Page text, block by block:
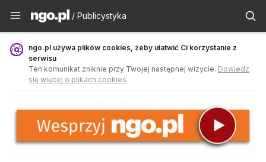
Publicystyka - ngo.pl
/ Publicystyka
ngo.pl używa plików cookies, żeby ułatwić Ci korzystanie z
serwisu
Ten komunikat zniknie przy Twojej następnej wizycie. Dowiedz
się więcej o plikach cookies